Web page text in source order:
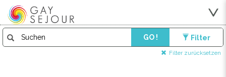
GO ! Filter
Filter zurücksetzen